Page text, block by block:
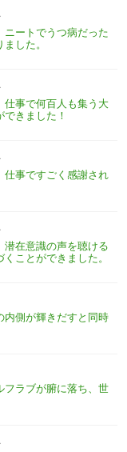
ニートでうつ病だった
した。
仕事で何百人も集う大
きました！
仕事ですごく感謝され
潜在意識の声を聴ける
ことができました。
内側が輝きだすと同時
フラブが腑に落ち、世